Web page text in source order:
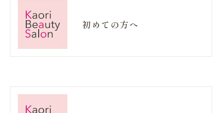
初めての方へ